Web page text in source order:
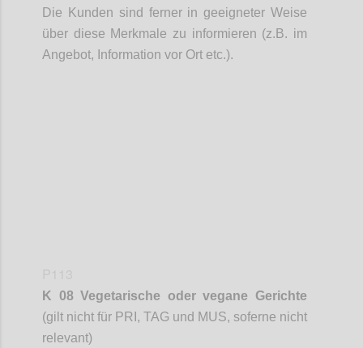
Die Kunden sind ferner in geeigneter Weise
über diese Merkmale zu informieren (z.B. im
Angebot, Information vor Ort etc.).
K 08 Vegetarische oder vegane Gerichte
(gilt nicht für PRI, TAG und MUS, soferne nicht
relevant)